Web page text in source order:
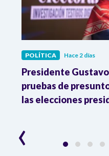
POLÍTICA Hace 2 días
Presidente
pruebas de
las elecciones
‹